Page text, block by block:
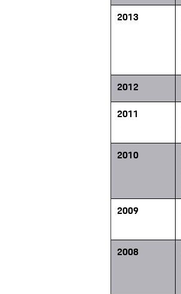
2013
2012
2011
2010
2009
2008